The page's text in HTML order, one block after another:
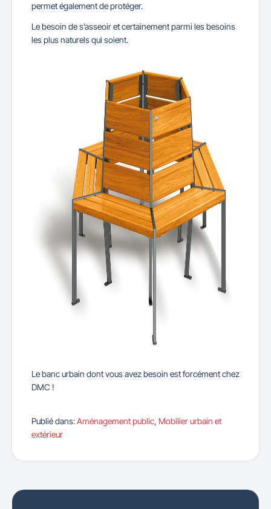
permet également de protéger.
Le besoin de s’asseoir et certainement parmi les besoins
les plus naturels qui soient.
Le banc urbain dont vous avez besoin est forcément chez
DMC !
Publié dans:Aménagement public, Mobilier urbain et
extérieur